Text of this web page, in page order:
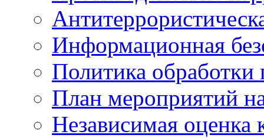
Информационная
Политика
План мероприятий
Независимая оценка